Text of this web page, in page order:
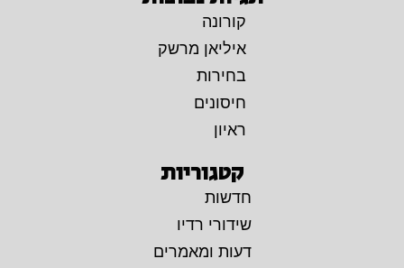
קורונה
איליאן מרשק
בחירות
חיסונים
ראיון
קטגוריות
חדשות
שידורי רדיו
דעות ומאמרים